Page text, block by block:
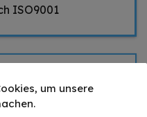
ISO9001
€
um unsere